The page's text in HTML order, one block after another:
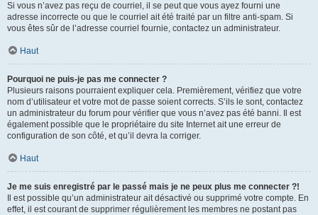
Si vous n’avez pas reçu de courriel, il se peut que vous ayez fourni une
adresse incorrecte ou que le courriel ait été traité par un filtre anti-spam. Si
vous êtes sûr de l’adresse courriel fournie, contactez un administrateur.
Haut
Pourquoi ne puis-je pas me connecter ?
Plusieurs raisons pourraient expliquer cela. Premièrement, vérifiez que votre
nom d’utilisateur et votre mot de passe soient corrects. S’ils le sont, contactez
un administrateur du forum pour vérifier que vous n’avez pas été banni. Il est
également possible que le propriétaire du site Internet ait une erreur de
configuration de son côté, et qu’il devra la corriger.
Haut
Je me suis enregistré par le passé mais je ne peux plus me connecter ?!
Il est possible qu’un administrateur ait désactivé ou supprimé votre compte. En
effet, il est courant de supprimer régulièrement les membres ne postant pas